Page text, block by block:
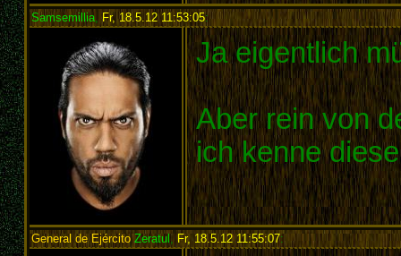
Samsemillia, Fr, 18.5.12 11:53:05:
Ja eigentlich
Aber rein von
ich kenne
General de EjércitoZeratul, Fr, 18.5.12 11:55:07: